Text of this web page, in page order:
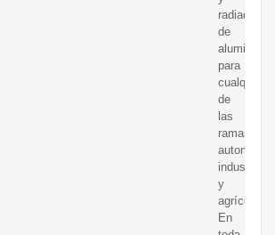
radiadores
de
aluminio
para
cualquiera
de
las
ramas:
automotriz,
industrial
y
agrícola.
En